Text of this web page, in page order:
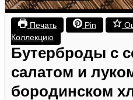
Печать Pin
Коллекцию
Бутерброды с
салатом и
бородинском